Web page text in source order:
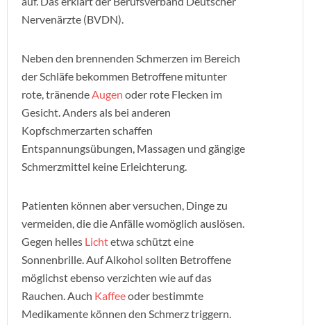
Nervenärzte (BVDN).
Neben den brennenden Schmerzen im Bereich
der Schläfe bekommen Betroffene mitunter
rote, tränendeAugen oder rote Flecken im
Gesicht. Anders als bei anderen
Kopfschmerzarten schaffen
Entspannungsübungen, Massagen und gängige
Schmerzmittel keine Erleichterung.
Patienten können aber versuchen, Dinge zu
vermeiden, die die Anfälle womöglich auslösen.
Gegen helles Lichtetwa schützt eine
Sonnenbrille. Auf Alkohol sollten Betroffene
möglichst ebenso verzichten wie auf das
Rauchen. Auch Kaffeeoder bestimmte
Medikamente können den Schmerz triggern.